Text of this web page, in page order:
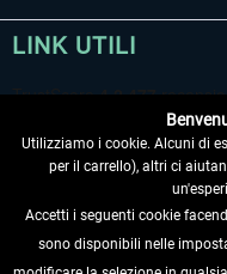
LINK UTILI
RECEDERE DAL
Utilizziamo i cookie. Alcuni di
per il carrello), altri ci
Accetti i seguenti cookie
sono disponibili nelle